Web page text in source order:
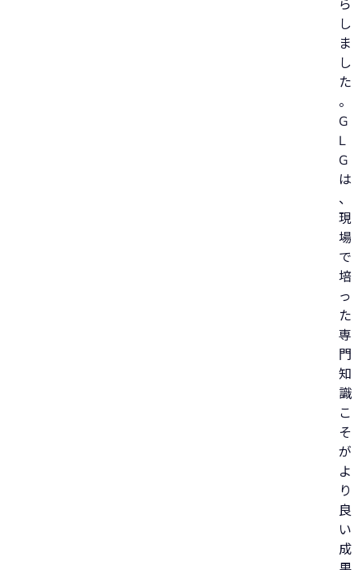
ら
し
ま
し
た
。
G
L
G
は
、
現
場
で
培
っ
た
専
門
知
識
こ
そ
が
よ
り
良
い
成